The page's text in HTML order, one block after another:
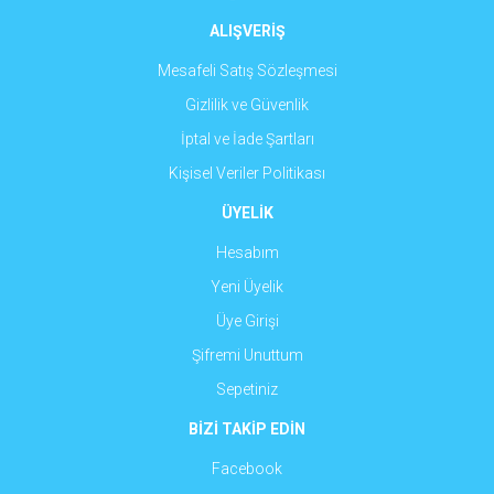
ALIŞVERİŞ
Mesafeli Satış Sözleşmesi
Gizlilik ve Güvenlik
İptal ve İade Şartları
Kişisel Veriler Politikası
ÜYELİK
Hesabım
Yeni Üyelik
Üye Girişi
Şifremi Unuttum
Sepetiniz
BİZİ TAKİP EDİN
Facebook